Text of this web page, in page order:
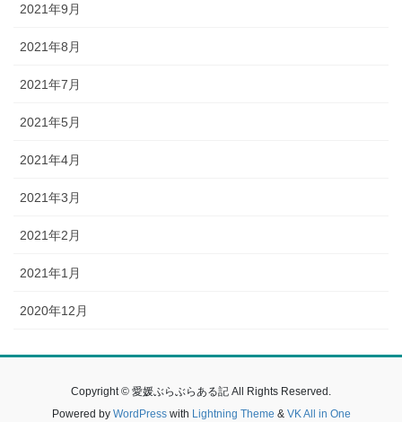
2021年9月
2021年8月
2021年7月
2021年5月
2021年4月
2021年3月
2021年2月
2021年1月
2020年12月
Copyright © 愛媛ぶらぶらある記 All Rights Reserved.
Powered by WordPresswith Lightning Theme & VK All in One